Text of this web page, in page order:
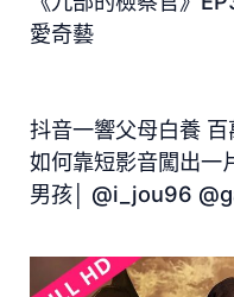
愛奇藝
抖音一響父母白養
如何靠短影音闖出一
男孩│ @i_jou96